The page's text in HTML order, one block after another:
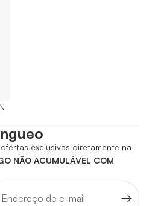
exclusivas diretamente na
NÃO ACUMULÁVEL COM